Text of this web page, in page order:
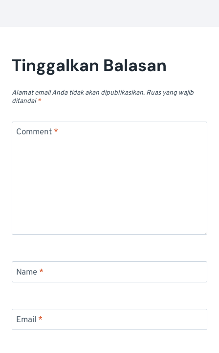
Tinggalkan Balasan
Alamat email Anda tidak akan dipublikasikan. Ruas yang wajib
ditandai*
Comment *
Name *
Email *